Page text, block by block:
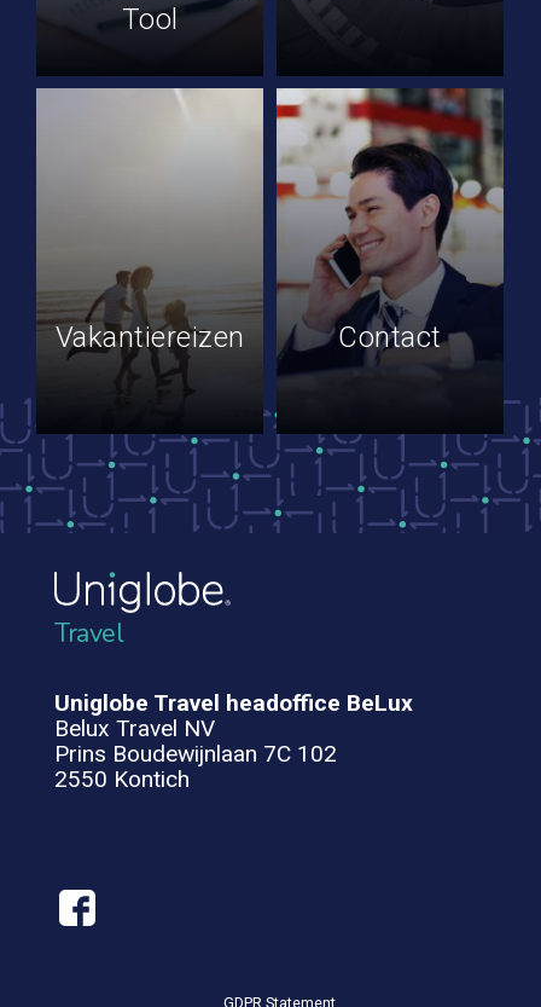
Tool
Vakantiereizen Contact
Travel
Uniglobe Travel headoffice BeLux
Belux Travel NV
Prins Boudewijnlaan 7C 102
2550 Kontich
GDPR Statement